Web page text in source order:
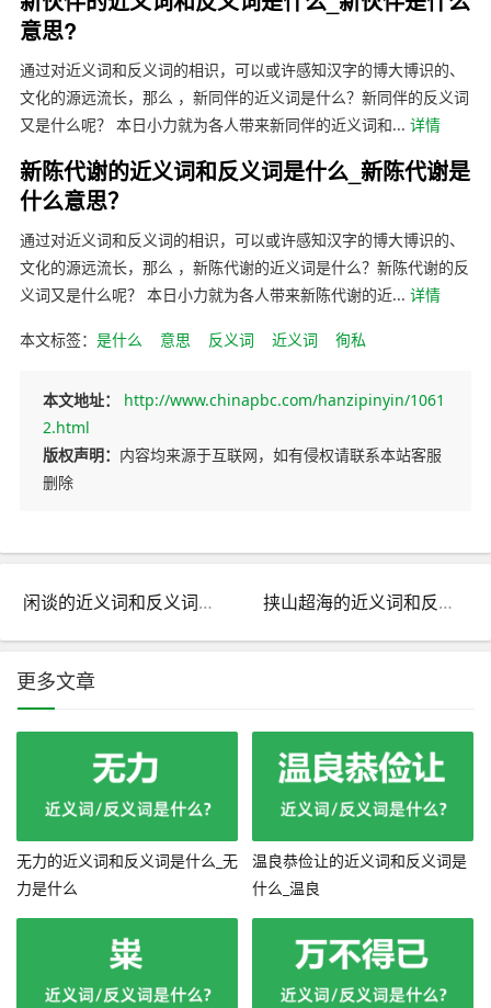
意思?
通过对近义词和反义词的相识，可以或许感知汉字的博大博识的、
文化的源远流长，那么 ，新同伴的近义词是什么？新同伴的反义词
又是什么呢？ 本日小力就为各人带来新同伴的近义词和... 详情
新陈代谢的近义词和反义词是什么_新陈代谢是
什么意思？
通过对近义词和反义词的相识，可以或许感知汉字的博大博识的、
文化的源远流长，那么 ，新陈代谢的近义词是什么？新陈代谢的反
义词又是什么呢？ 本日小力就为各人带来新陈代谢的近... 详情
本文标签： 是什么 意思 反义词 近义词 徇私
本文地址：
http://www.chinapbc.com/hanzipinyin/1061
2.html
版权声明： 内容均来源于互联网，如有侵权请联系本站客服
删除
闲谈的近义词和反义词是什么_闲谈是什么意思? 挟山超海的近义词和反义词是什么_挟山超海是什么意思?
更多文章
无力的近义词和反义词是什么_无
力是什么
温良恭俭让的近义词和反义词是
什么_温良